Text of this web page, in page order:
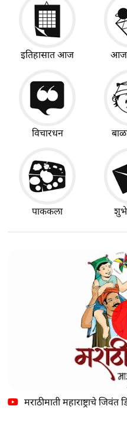
इतिहासात आज
विचारधन
पाककला
मराठीमाती महाराष्ट्राचे